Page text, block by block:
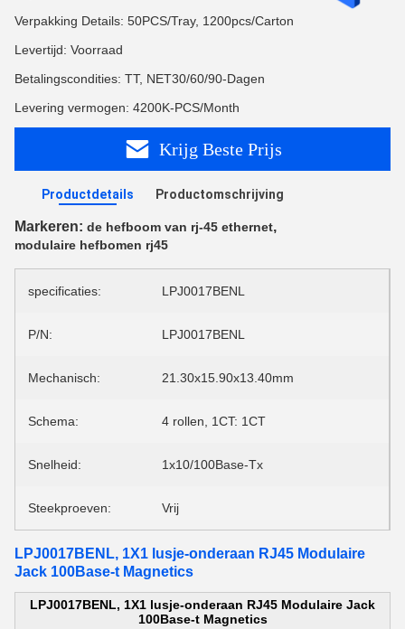
Verpakking Details: 50PCS/Tray, 1200pcs/Carton
Levertijd: Voorraad
Betalingscondities: TT, NET30/60/90-Dagen
Levering vermogen: 4200K-PCS/Month
Krijg Beste Prijs
Productdetails Productomschrijving
Markeren: de hefboom van rj-45 ethernet,
modulaire hefbomen rj45
specificaties: LPJ0017BENL
P/N: LPJ0017BENL
Mechanisch: 21.30x15.90x13.40mm
Schema: 4 rollen, 1CT: 1CT
Snelheid: 1x10/100Base-Tx
Steekproeven: Vrij
LPJ0017BENL, 1X1 lusje-onderaan RJ45 Modulaire
Jack 100Base-t Magnetics
LPJ0017BENL, 1X1 lusje-onderaan RJ45 Modulaire Jack
100Base-t Magnetics